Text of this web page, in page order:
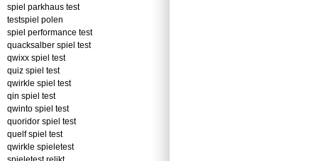
spiel parkhaus test
testspiel polen
spiel performance test
quacksalber spiel test
qwixx spiel test
quiz spiel test
qwirkle spiel test
qin spiel test
qwinto spiel test
quoridor spiel test
quelf spiel test
qwirkle spieletest